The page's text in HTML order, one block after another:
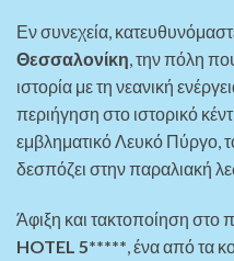
Εν συνεχεία,
Θεσσαλονίκη, την πόλη
ιστορία με τη νεανική
περιήγηση στο ιστορικό
εμβληματικό Λευκό Πύργο,
δεσπόζει στην παραλιακή
Άφιξη και τακτοποίηση στο
HOTEL 5***** , ένα από τα